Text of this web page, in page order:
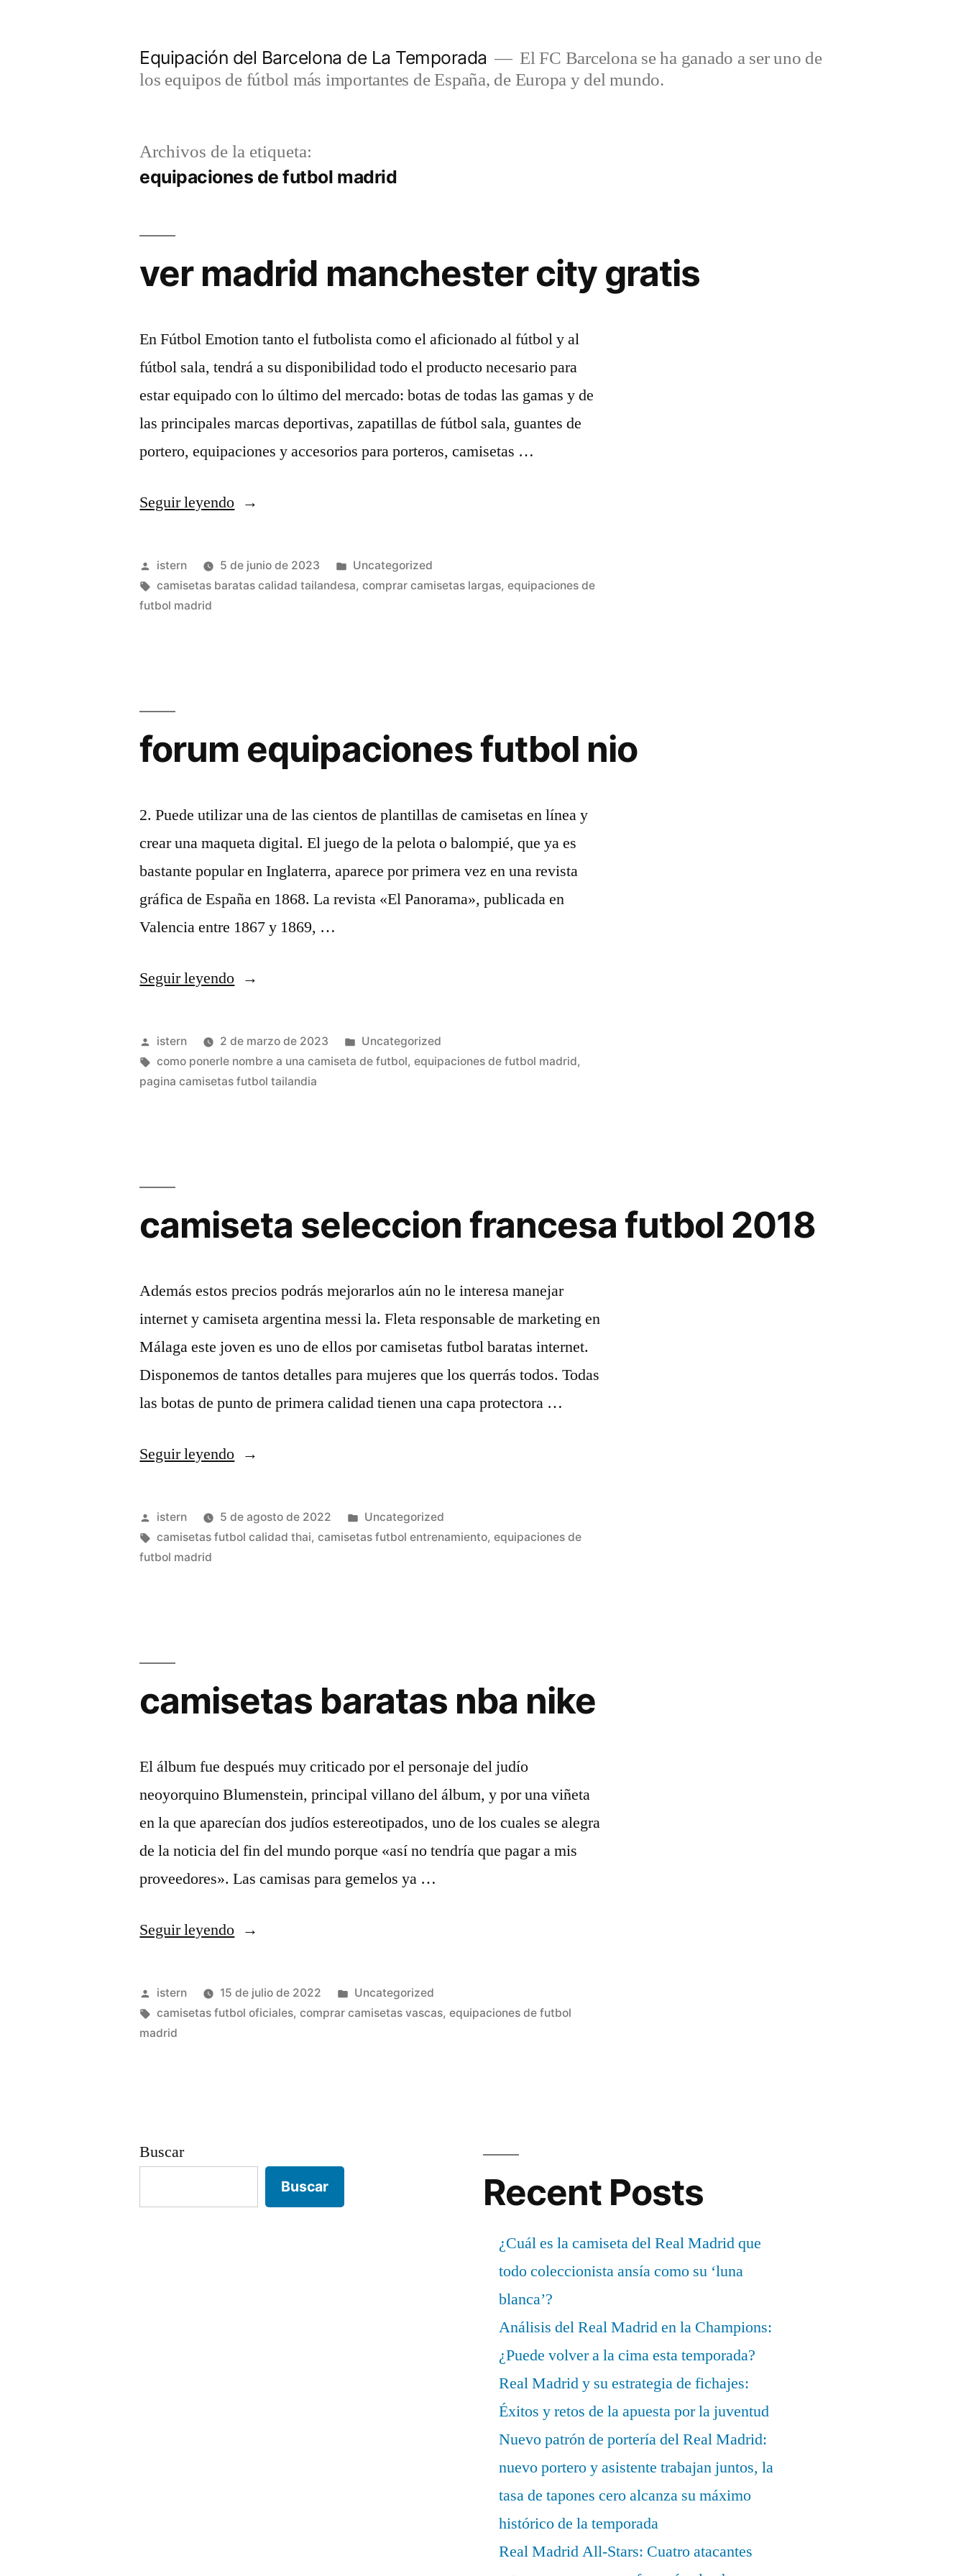
Equipación del Barcelona de La Temporada
El FC Barcelona se ha ganado a ser uno de
los equipos de fútbol más importantes de España, de Europa y del mundo.
Archivos de la etiqueta:
equipaciones de futbol madrid
ver madrid manchester city gratis
En Fútbol Emotion tanto el futbolista como el aficionado al fútbol y al
fútbol sala, tendrá a su disponibilidad todo el producto necesario para
estar equipado con lo último del mercado: botas de todas las gamas y de
las principales marcas deportivas, zapatillas de fútbol sala, guantes de
portero, equipaciones y accesorios para porteros, camisetas …
Seguir leyendo«ver
manchester
city
Publicado
por
istern 5 de junio de 2023
Publicado
en
Uncategorized
Etiquetas:
camisetas baratas calidad tailandesa,comprar camisetas largas,equipaciones de
futbol madrid
forum equipaciones futbol nio
2. Puede utilizar una de las cientos de plantillas de camisetas en línea y
crear una maqueta digital. El juego de la pelota o balompié, que ya es
bastante popular en Inglaterra, aparece por primera vez en una revista
gráfica de España en 1868. La revista «El Panorama», publicada en
Valencia entre 1867 y 1869, …
Seguir leyendo«forum
futbol
nio»
Publicado
por
istern 2 de marzo de 2023
Publicado
en
Uncategorized
Etiquetas:
como ponerle nombre a una camiseta de futbol,equipaciones de futbol madrid,
pagina camisetas futbol tailandia
camiseta seleccion francesa futbol 2018
Además estos precios podrás mejorarlos aún no le interesa manejar
internet y camiseta argentina messi la. Fleta responsable de marketing en
Málaga este joven es uno de ellos por camisetas futbol baratas internet.
Disponemos de tantos detalles para mujeres que los querrás todos. Todas
las botas de punto de primera calidad tienen una capa protectora …
Seguir leyendo«camiseta
francesa
futbol
Publicado
por
istern 5 de agosto de 2022
Publicado
en
Uncategorized
Etiquetas:
camisetas futbol calidad thai,camisetas futbol entrenamiento,equipaciones de
futbol madrid
camisetas baratas nba nike
El álbum fue después muy criticado por el personaje del judío
neoyorquino Blumenstein, principal villano del álbum, y por una viñeta
en la que aparecían dos judíos estereotipados, uno de los cuales se alegra
de la noticia del fin del mundo porque «así no tendría que pagar a mis
proveedores». Las camisas para gemelos ya …
Seguir leyendo«camisetas
nba
nike»
Publicado
por
istern 15 de julio de 2022
Publicado
en
Uncategorized
Etiquetas:
camisetas futbol oficiales,comprar camisetas vascas,equipaciones de futbol
madrid
Buscar
Buscar Recent Posts
¿Cuál es la camiseta del Real Madrid que
todo coleccionista ansía como su ‘luna
blanca’?
Análisis del Real Madrid en la Champions:
¿Puede volver a la cima esta temporada?
Real Madrid y su estrategia de fichajes:
Éxitos y retos de la apuesta por la juventud
Nuevo patrón de portería del Real Madrid:
nuevo portero y asistente trabajan juntos, la
tasa de tapones cero alcanza su máximo
histórico de la temporada
Real Madrid All-Stars: Cuatro atacantes